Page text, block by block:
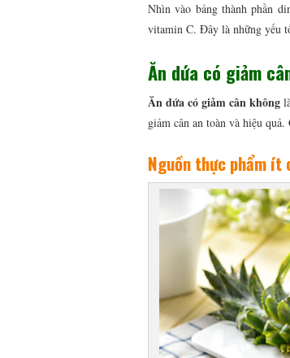
Nhìn vào bảng thành phần
vitamin C. Đây là những yếu
Ăn dứa có giảm
Ăn dứa có giảm cân không
giảm cân an toàn và hiệu quả.
Nguồn thực phẩm ít